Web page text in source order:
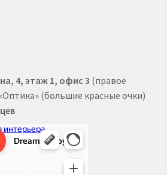
4, этаж 1, офис 3 (правое
(большие красные очки)